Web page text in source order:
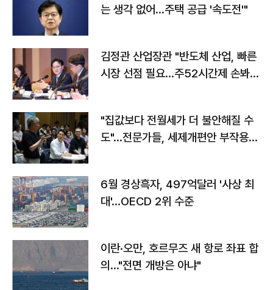
는 생각 없어…주택 공급 '속도전'"
김정관 산업장관 "반도체 산업, 빠른
시장 선점 필요…주52시간제 손봐
"집값보다 전월세가 더 불안해질 수
도"…전문가들, 세제개편안 부작용
6월 경상흑자, 497억달러 '사상 최
대'…OECD 2위 수준
이란·오만, 호르무즈 새 항로 좌표 합
의…"전면 개방은 아냐"